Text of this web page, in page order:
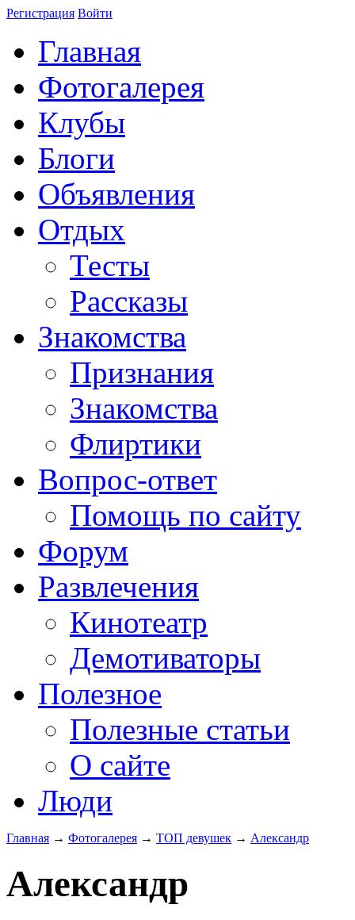
Регистрация Войти
Главная
Фотогалерея
Клубы
Блоги
Объявления
Отдых
Тесты
Рассказы
Знакомства
Признания
Знакомства
Флиртики
Вопрос-ответ
Помощь по сайту
Форум
Развлечения
Кинотеатр
Демотиваторы
Полезное
Полезные статьи
О сайте
Люди
Главная → Фотогалерея → ТОП девушек → Александр
Александр